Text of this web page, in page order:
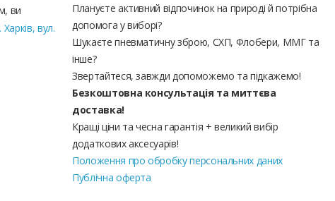
ви
Харків, вул.
Плануєте активний відпочинок на природі й потрібна
допомога у виборі?
Шукаєте пневматичну зброю, СХП, Флобери, ММГ та
інше?
Звертайтеся, завжди допоможемо та підкажемо!
Безкоштовна консультація та миттєва
доставка!
Кращі ціни та чесна гарантія + великий вибір
додаткових аксесуарів!
Положення про обробку персональних даних
Публічна оферта